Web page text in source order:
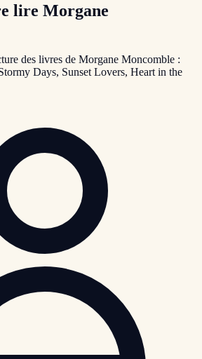
lire Morgane
des livres de Morgane Moncomble :
Days, Sunset Lovers, Heart in the